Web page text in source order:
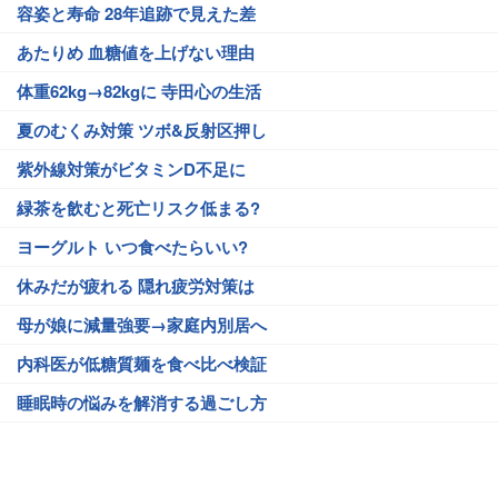
容姿と寿命 28年追跡で見えた差
あたりめ 血糖値を上げない理由
体重62kg→82kgに 寺田心の生活
夏のむくみ対策 ツボ&反射区押し
紫外線対策がビタミンD不足に
緑茶を飲むと死亡リスク低まる?
ヨーグルト いつ食べたらいい?
休みだが疲れる 隠れ疲労対策は
母が娘に減量強要→家庭内別居へ
内科医が低糖質麺を食べ比べ検証
睡眠時の悩みを解消する過ごし方